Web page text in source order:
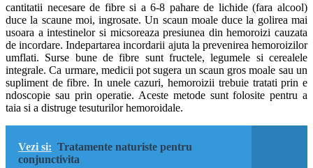
cantitatii necesare de fibre si a 6-8 pahare de lichide (fara alcool)
duce la scaune moi, ingrosate. Un scaun moale duce la golirea mai
usoara a intestinelor si micsoreaza presiunea din hemoroizi cauzata
de incordare. Indepartarea incordarii ajuta la prevenirea hemoroizilor
umflati. Surse bune de fibre sunt fructele, legumele si cerealele
integrale. Ca urmare, medicii pot sugera un scaun gros moale sau un
supliment de fibre. In unele cazuri, hemoroizii trebuie tratati prin e
ndoscopie sau prin operatie. Aceste metode sunt folosite pentru a
taia si a distruge tesuturilor hemoroidale.
Vezi si: Tratamente naturiste pentru
conjunctivita